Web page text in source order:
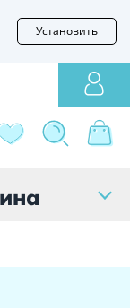
Установить